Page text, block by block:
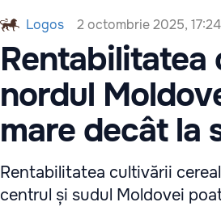
Logos 2 octombrie 2025, 17:24
Rentabilitatea
nordul
mare decât la
Rentabilitatea cultivării
centrul și sudul Moldovei